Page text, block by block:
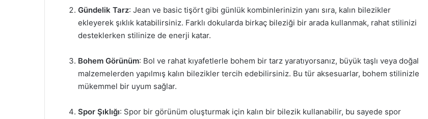
Gündelik Tarz: Jean ve basic tişört gibi günlük kombinlerinizin yanı sıra, kalın bilezikler
ekleyerek şıklık katabilirsiniz. Farklı dokularda birkaç bileziği bir arada kullanmak, rahat stilinizi
desteklerken stilinize de enerji katar.
Bohem Görünüm: Bol ve rahat kıyafetlerle bohem bir tarz yaratıyorsanız, büyük taşlı veya doğal
malzemelerden yapılmış kalın bilezikler tercih edebilirsiniz. Bu tür aksesuarlar, bohem stilinizle
mükemmel bir uyum sağlar.
Spor Şıklığı: Spor bir görünüm oluşturmak için kalın bir bilezik kullanabilir, bu sayede spor